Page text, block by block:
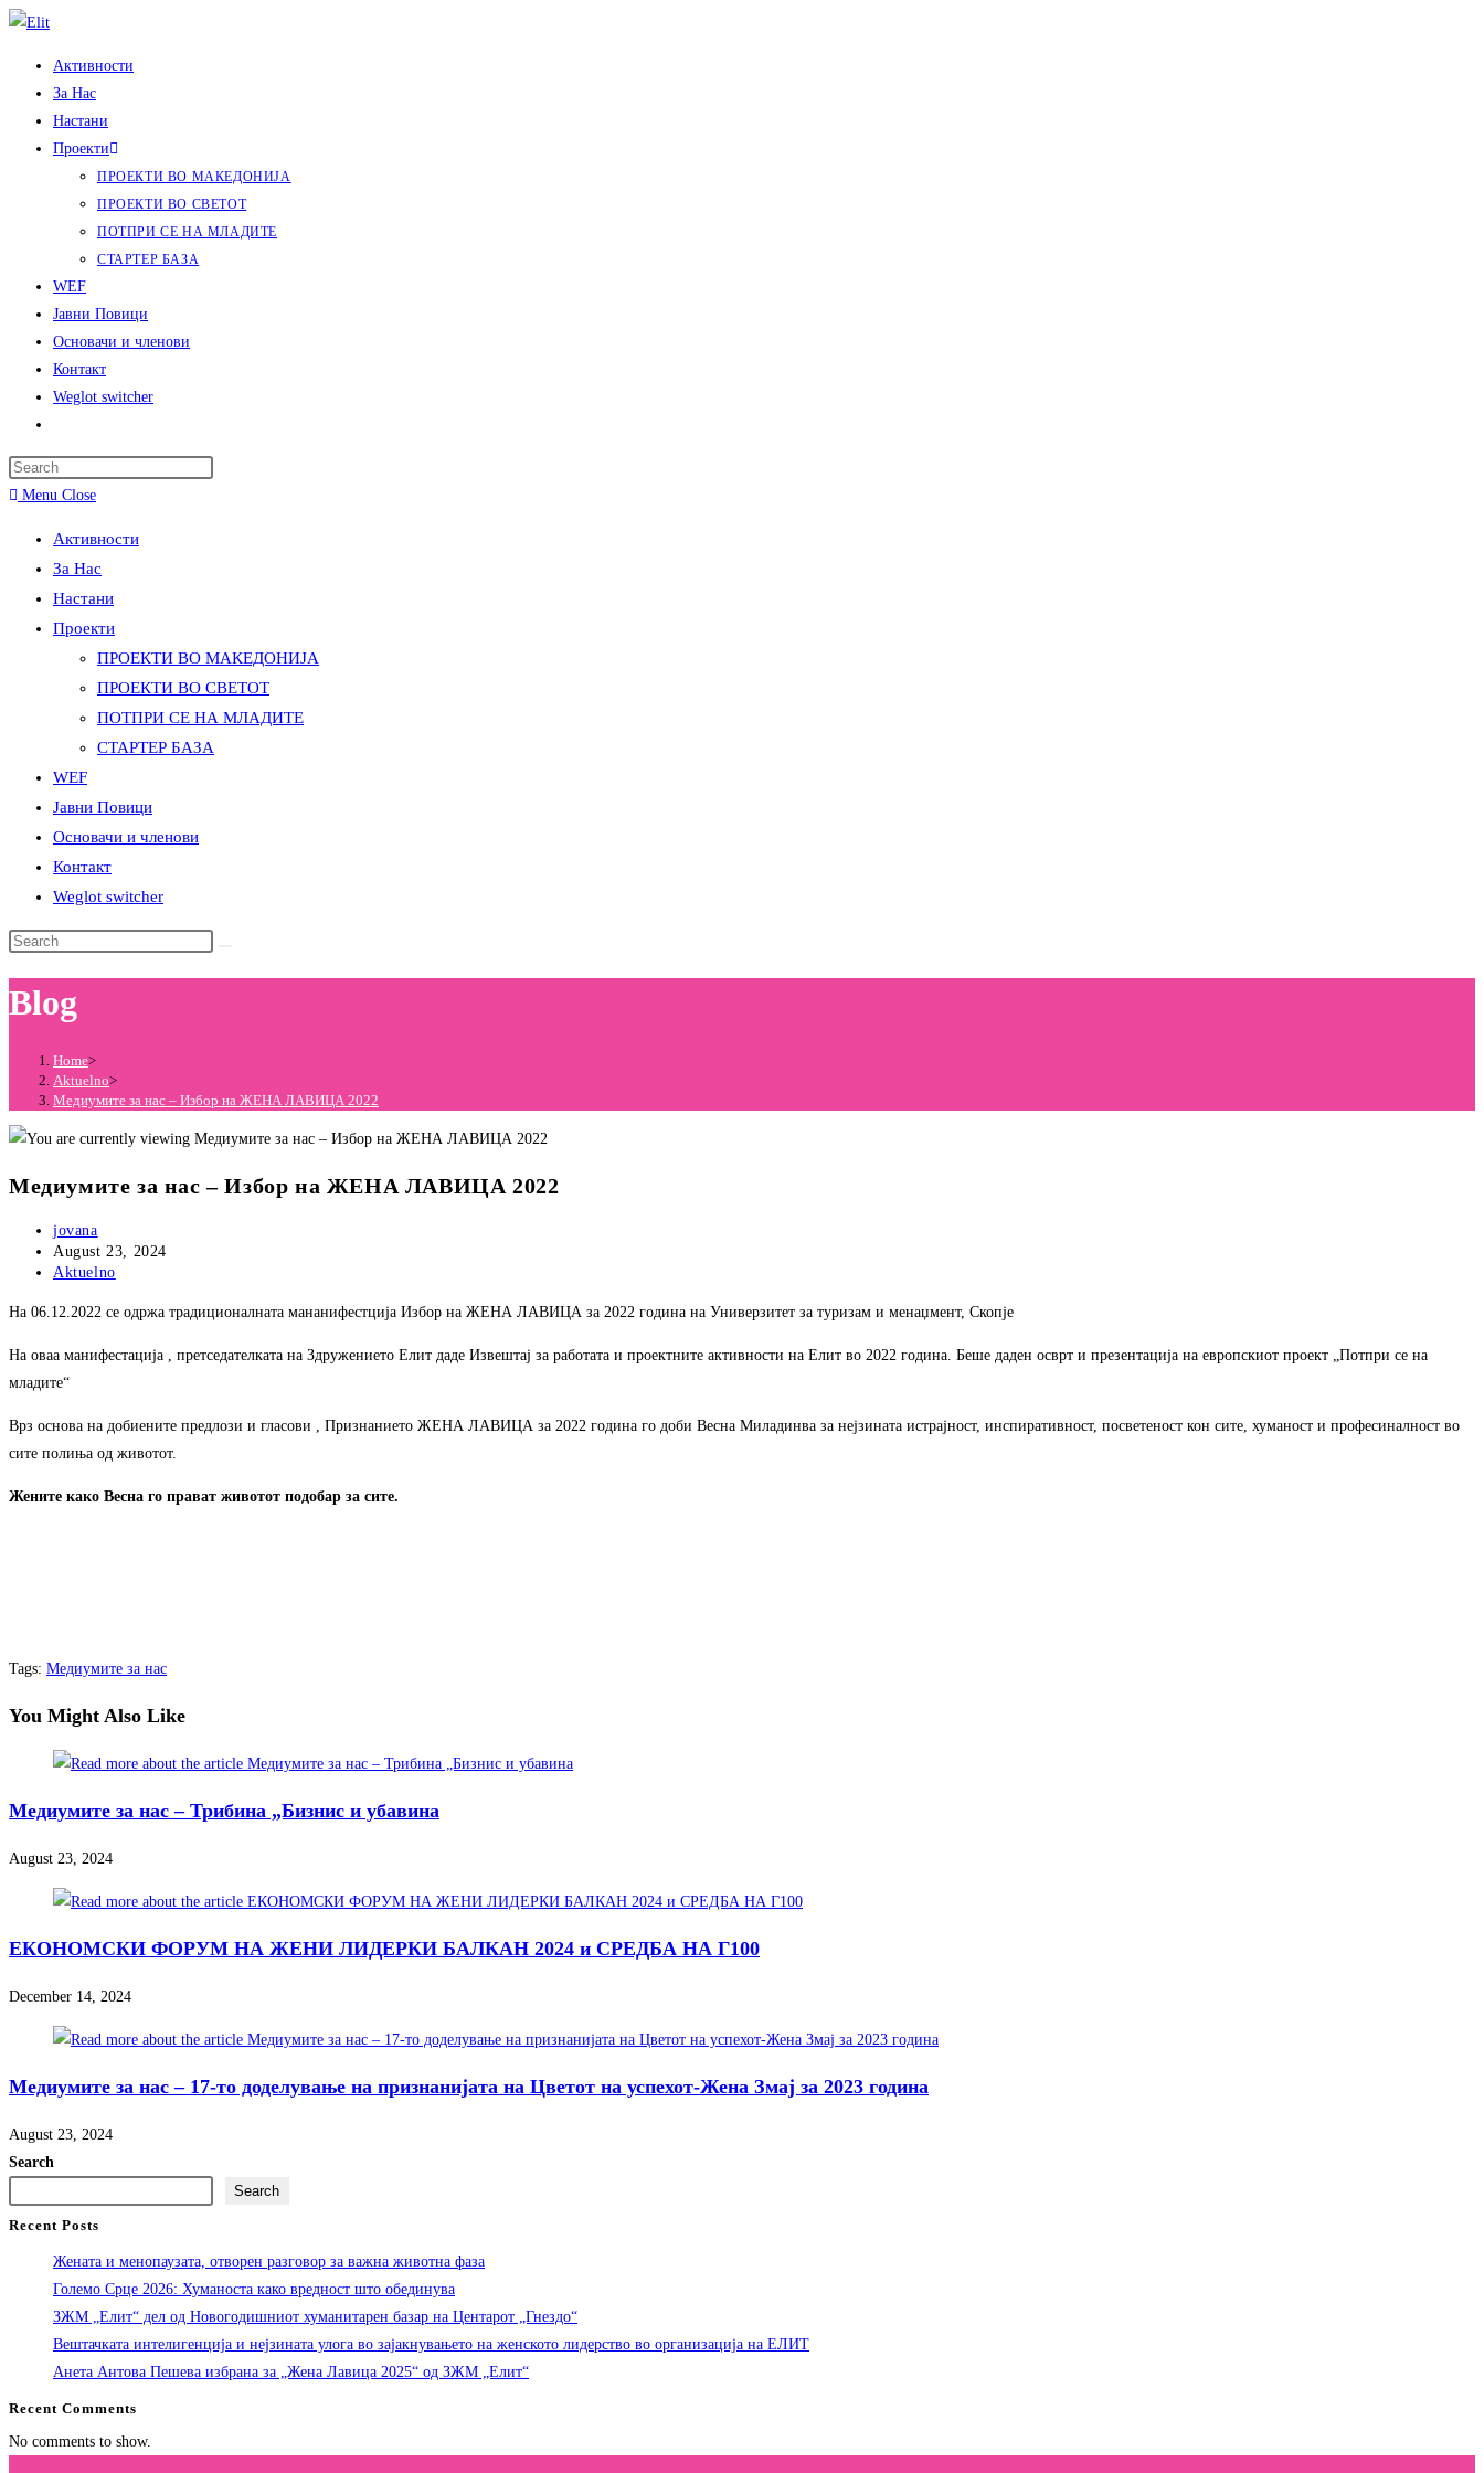
Skip
Активности
За Нас
Настани
Проекти
ПРОЕКТИ ВО МАКЕДОНИЈА
ПРОЕКТИ ВО СВЕТОТ
ПОТПРИ СЕ НА МЛАДИТЕ
СТАРТЕР БАЗА
WEF
Јавни Повици
Основачи и членови
Контакт
Weglot switcher
search
Menu Close
Активности
За Нас
Настани
Проекти
ПРОЕКТИ ВО МАКЕДОНИЈА
ПРОЕКТИ ВО СВЕТОТ
ПОТПРИ СЕ НА МЛАДИТЕ
СТАРТЕР БАЗА
WEF
Јавни Повици
Основачи и членови
Контакт
Weglot switcher
Blog
Home>
Aktuelno>
Медиумите за нас – Избор на ЖЕНА ЛАВИЦА 2022
Медиумите за нас – Избор на ЖЕНА ЛАВИЦА 2022
Post
author:
jovana
Post
published:
August 23, 2024
Post
Aktuelno
На 06.12.2022 се одржа традиционалната мананифестција Избор на ЖЕНА ЛАВИЦА за 2022 година на Универзитет за туризам и менаџмент, Скопје
На оваа манифестација , претседателката на Здружението Елит даде Извештај за работата и проектните активности на Елит во 2022 година. Беше даден осврт и презентација на европскиот проект „Потпри се на
младите“
Врз основа на добиените предлози и гласови , Признанието ЖЕНА ЛАВИЦА за 2022 година го доби Весна Миладинва за нејзината истрајност, инспиративност, посветеност кон сите, хуманост и професиналност во
сите полиња од животот.
Жените како Весна го прават животот подобар за сите.
Tags: Медиумите за нас
You Might Also Like
Медиумите за нас – Трибина „Бизнис и убавина
August 23, 2024
ЕКОНОМСКИ ФОРУМ НА ЖЕНИ ЛИДЕРКИ БАЛКАН 2024 и СРЕДБА НА Г100
December 14, 2024
Медиумите за нас – 17-то доделување на признанијата на Цветот на успехот-Жена Змај за 2023 година
August 23, 2024
Search
Search
Recent Posts
Жената и менопаузата, отворен разговор за важна животна фаза
Големо Срце 2026: Хуманоста како вредност што обединува
ЗЖМ „Елит“ дел од Новогодишниот хуманитарен базар на Центарот „Гнездо“
Вештачката интелигенција и нејзината улога во зајакнувањето на женското лидерство во организација на ЕЛИТ
Анета Антова Пешева избрана за „Жена Лавица 2025“ од ЗЖМ „Елит“
Recent Comments
No comments to show.